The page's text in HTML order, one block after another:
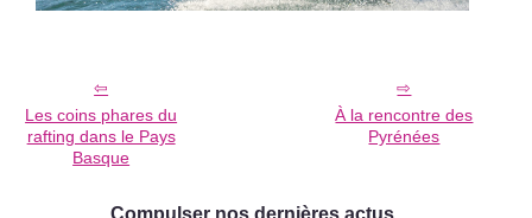
Les coins phares du
rafting dans le Pays
Basque
À la rencontre des
Pyrénées
Compulser nos dernières actus